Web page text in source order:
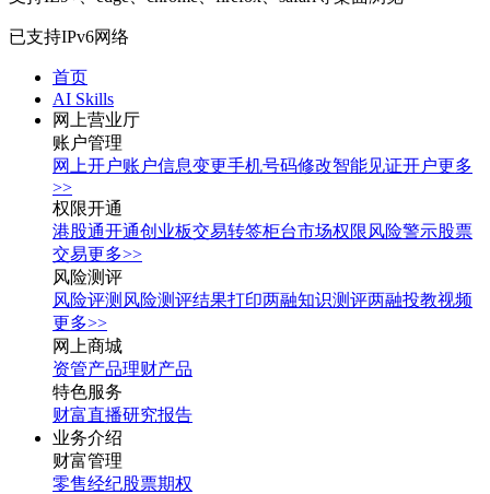
已支持IPv6网络
首页
AI Skills
网上营业厅
账户管理
网上开户账户信息变更手机号码修改智能见证开户更多
>>
权限开通
港股通开通创业板交易转签柜台市场权限风险警示股票
交易更多>>
风险测评
风险评测 风险测评结果打印两融知识测评两融投教视频
更多>>
网上商城
资管产品理财产品
特色服务
财富直播研究报告
业务介绍
财富管理
零售经纪股票期权